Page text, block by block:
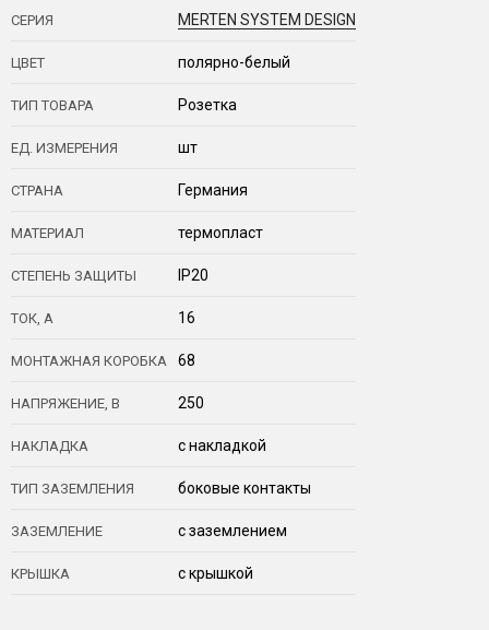
СЕРИЯ MERTEN SYSTEM DESIGN
ЦВЕТ полярно-белый
ТИП ТОВАРА Розетка
ЕД. ИЗМЕРЕНИЯ шт
СТРАНА Германия
МАТЕРИАЛ термопласт
СТЕПЕНЬ ЗАЩИТЫ IP20
ТОК, А 16
МОНТАЖНАЯ КОРОБКА 68
НАПРЯЖЕНИЕ, В 250
НАКЛАДКА с накладкой
ТИП ЗАЗЕМЛЕНИЯ боковые контакты
ЗАЗЕМЛЕНИЕ с заземлением
КРЫШКА с крышкой